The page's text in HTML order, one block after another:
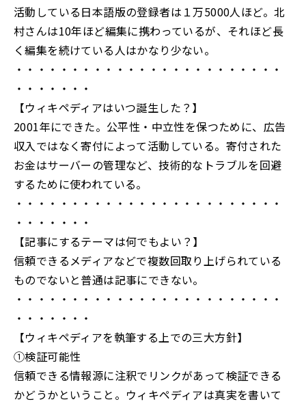
活動している日本語版の登録者は１万5000人ほど。北
村さんは10年ほど編集に携わっているが、それほど長
く編集を続けている人はかなり少ない。
・・・・・・・・・・・・・・・・・・・・・・・・
・・・・・・・
【ウィキペディアはいつ誕生した？】
2001年にできた。公平性・中立性を保つために、広告
収入ではなく寄付によって活動している。寄付された
お金はサーバーの管理など、技術的なトラブルを回避
するために使われている。
・・・・・・・・・・・・・・・・・・・・・・・・
・・・・・・・
【記事にするテーマは何でもよい？】
信頼できるメディアなどで複数回取り上げられている
ものでないと普通は記事にできない。
・・・・・・・・・・・・・・・・・・・・・・・・
・・・・・・・
【ウィキペディアを執筆する上での三大方針】
➀検証可能性
信頼できる情報源に注釈でリンクがあって検証できる
かどうかということ。ウィキペディアは真実を書いて